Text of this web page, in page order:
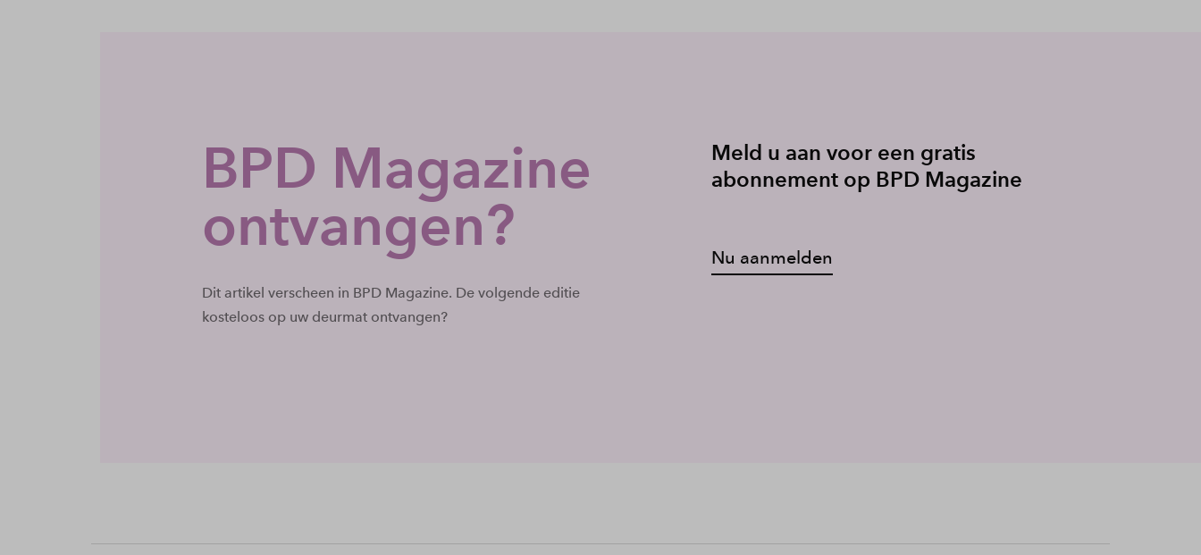
BPD Magazine
ontvangen?
Dit artikel verscheen in BPD Magazine. De volgende editie
kosteloos op uw deurmat ontvangen?
Meld u aan voor een gratis
abonnement op BPD Magazine
Nu aanmelden